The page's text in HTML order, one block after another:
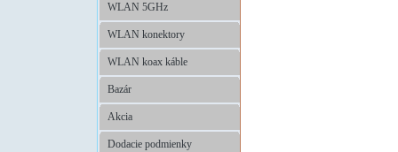
WLAN 5GHz
WLAN konektory
WLAN koax káble
Bazár
Akcia
Dodacie podmienky